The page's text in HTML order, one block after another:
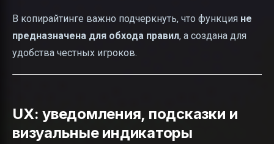
В копирайтинге важно подчеркнуть, что функция не
предназначена для обхода правил, а создана для
удобства честных игроков.
UX: уведомления, подсказки и
визуальные индикаторы